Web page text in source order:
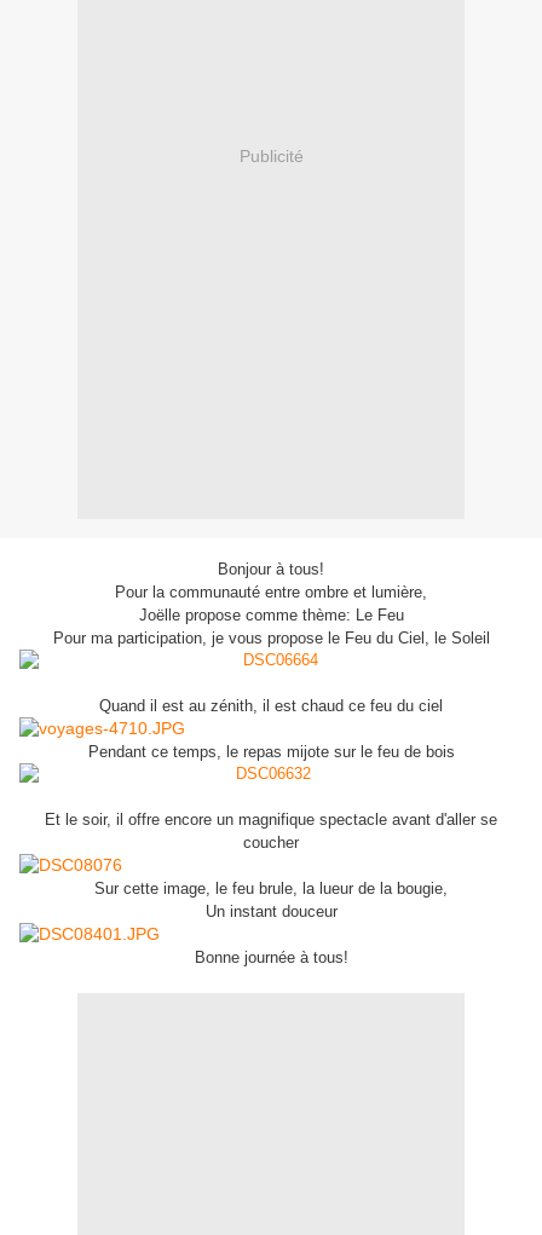
Publicité
Bonjour à tous!
Pour la communauté entre ombre et lumière,
Joëlle propose comme thème: Le Feu
Pour ma participation, je vous propose le Feu du Ciel, le Soleil
Quand il est au zénith, il est chaud ce feu du ciel
Pendant ce temps, le repas mijote sur le feu de bois
Et le soir, il offre encore un magnifique spectacle avant d'aller se
coucher
Sur cette image, le feu brule, la lueur de la bougie,
Un instant douceur
Bonne journée à tous!